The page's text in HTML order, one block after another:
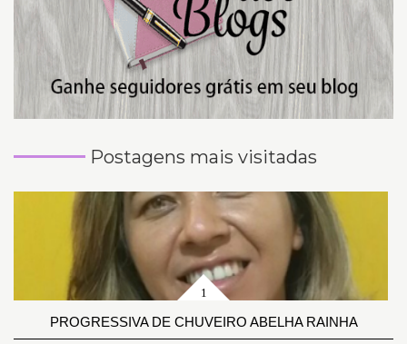
Postagens mais visitadas
PROGRESSIVA DE CHUVEIRO ABELHA RAINHA